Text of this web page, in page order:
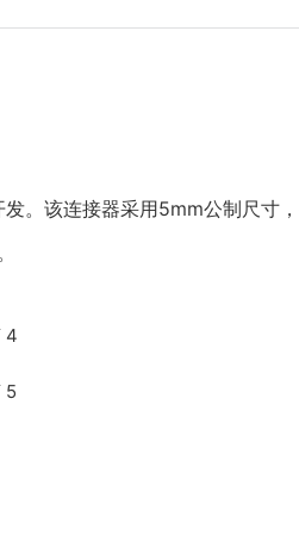
。该连接器采用5mm公制尺寸